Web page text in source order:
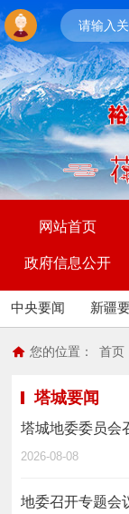
网站首页
政府信息公开
中央要闻 新疆
您的位置： 首页
塔城要闻
2026-08-08